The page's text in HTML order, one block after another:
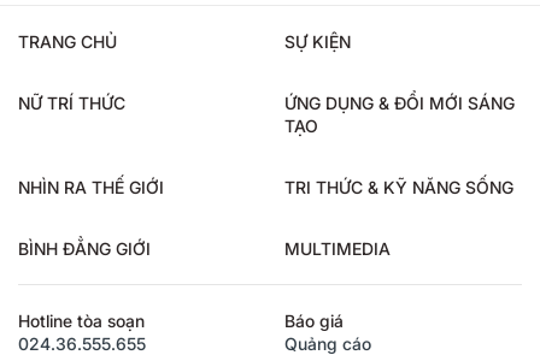
TRANG CHỦ SỰ KIỆN
NỮ TRÍ THỨC
ỨNG DỤNG & ĐỔI MỚI SÁNG
TẠO
NHÌN RA THẾ GIỚI TRI THỨC & KỸ NĂNG SỐNG
BÌNH ĐẲNG GIỚI MULTIMEDIA
Hotline tòa soạn
024.36.555.655
Báo giá
Quảng cáo